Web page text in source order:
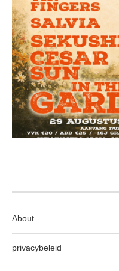
About
privacybeleid